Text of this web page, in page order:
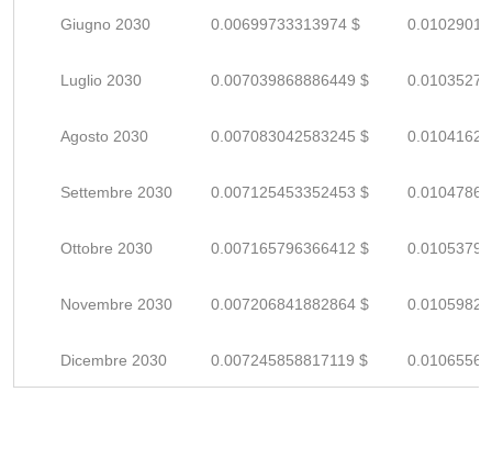
Giugno 2030 0.00699733313974 $
Luglio 2030 0.007039868886449 $
Agosto 2030 0.007083042583245 $
Settembre 2030 0.007125453352453 $
Ottobre 2030 0.007165796366412 $
Novembre 2030 0.007206841882864 $
Dicembre 2030 0.007245858817119 $